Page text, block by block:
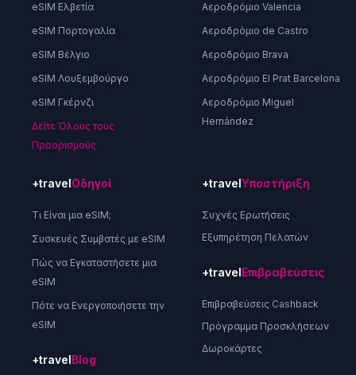
eSIM Ελβετία
eSIM Πορτογαλία
eSIM Βέλγιο
eSIM Λουξεμβούργο
eSIM Γκέρνζι
Δείτε Όλους τους
Προορισμούς
Αεροδρόμιο Valencia
Αεροδρόμιο de Castro
Αεροδρόμιο Brava
Αεροδρόμιο El Prat Barcelona
Αεροδρόμιο Miguel
Hernández
+travelΟδηγοί
Τι Είναι μια eSIM;
Συσκευές Συμβατές με eSIM
Πώς να Εγκαταστήσετε μια
eSIM
Πότε να Ενεργοποιήσετε την
eSIM
+travelBlog
+travelΥποστήριξη
Συχνές Ερωτήσεις
Εξυπηρέτηση Πελατών
+travelΕπιβραβεύσεις
Επιβραβεύσεις Cashback
Πρόγραμμα Προσκλήσεων
Δωροκάρτες